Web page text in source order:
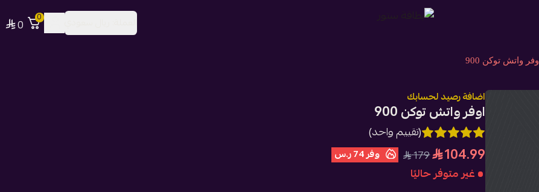
0
0
اوفر واتش توكن 900
اضافة رصيد لحسابك
اوفر واتش توكن 900
(تقييم واحد)
104.99
179 وفر74 ر.س
غير متوفر حاليًا